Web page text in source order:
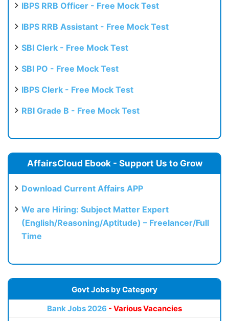
IBPS RRB Officer - Free Mock Test
IBPS RRB Assistant - Free Mock Test
SBI Clerk - Free Mock Test
SBI PO - Free Mock Test
IBPS Clerk - Free Mock Test
RBI Grade B - Free Mock Test
AffairsCloud Ebook - Support Us to Grow
Download Current Affairs APP
We are Hiring: Subject Matter Expert
(English/Reasoning/Aptitude) – Freelancer/Full
Time
Govt Jobs by Category
Bank Jobs 2026 - Various Vacancies